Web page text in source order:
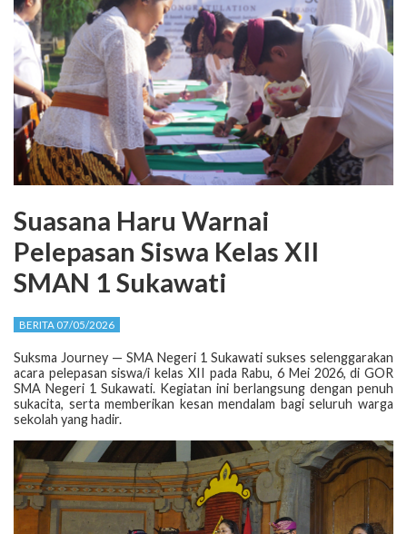
Suasana Haru Warnai
Pelepasan Siswa Kelas XII
SMAN 1 Sukawati
BERITA 07/05/2026
Suksma Journey — SMA Negeri 1 Sukawati sukses selenggarakan
acara pelepasan siswa/i kelas XII pada Rabu, 6 Mei 2026, di GOR
SMA Negeri 1 Sukawati. Kegiatan ini berlangsung dengan penuh
sukacita, serta memberikan kesan mendalam bagi seluruh warga
sekolah yang hadir.